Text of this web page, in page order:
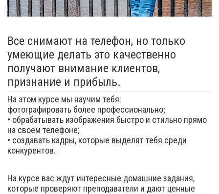
Все снимают на телефон, но только
умеющие делать это качественно
получают внимание клиентов,
признание и прибыль.
На этом курсе мы научим тебя:
фотографировать более профессионально;
• обрабатывать изображения быстро и стильно прямо
на своем телефоне;
• создавать кадры, которые выделят тебя среди
конкурентов.
На курсе вас ждут интересные домашние задания,
которые проверяют преподаватели и дают ценные